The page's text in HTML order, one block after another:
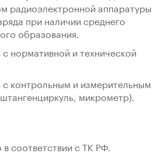
радиоэлектронной аппаратуры
при наличии среднего
образования.
нормативной и технической
контрольным и измерительным
микрометр).
соответствии с ТК РФ.